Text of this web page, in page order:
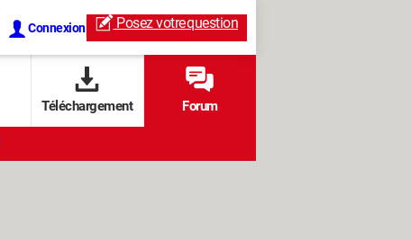
Connexion Posez votrequestion
Téléchargement Forum